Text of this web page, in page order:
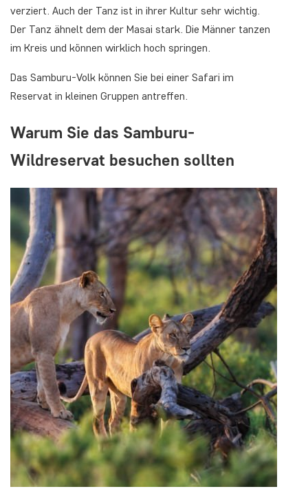
verziert. Auch der Tanz ist in ihrer Kultur sehr wichtig.
Der Tanz ähnelt dem der Masai stark. Die Männer tanzen
im Kreis und können wirklich hoch springen.
Das Samburu-Volk können Sie bei einer Safari im
Reservat in kleinen Gruppen antreffen.
Warum Sie das Samburu-
Wildreservat besuchen sollten